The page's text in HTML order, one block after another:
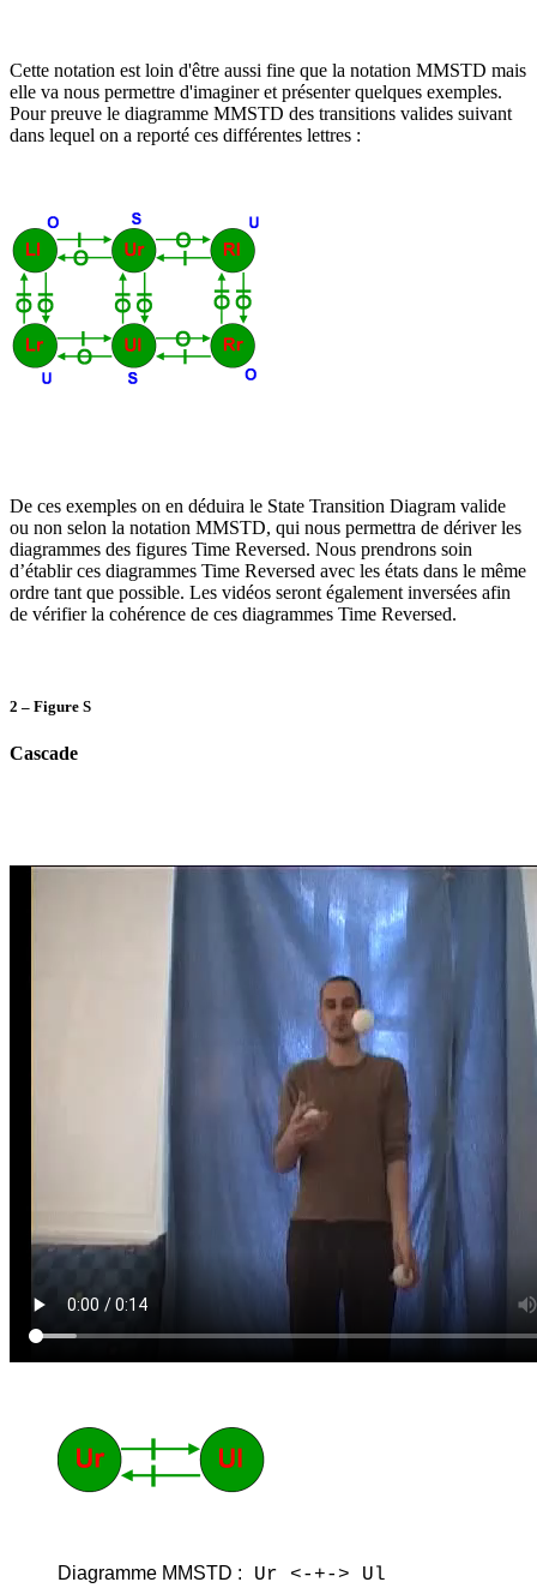
Cette notation est loin d'être aussi fine que la notation MMSTD mais
elle va nous permettre d'imaginer et présenter quelques exemples.
Pour preuve le diagramme MMSTD des transitions valides suivant
dans lequel on a reporté ces différentes lettres :
De ces exemples on en déduira le State Transition Diagram valide
ou non selon la notation MMSTD, qui nous permettra de dériver les
diagrammes des figures Time Reversed. Nous prendrons soin
d’établir ces diagrammes Time Reversed avec les états dans le même
ordre tant que possible. Les vidéos seront également inversées afin
de vérifier la cohérence de ces diagrammes Time Reversed.
2 – Figure S
Cascade
Diagramme MMSTD : Ur <-+-> Ul